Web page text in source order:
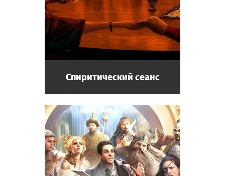
Спиритический сеанс